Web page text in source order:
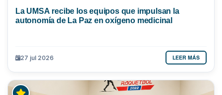
La UMSA recibe los equipos que impulsan la
autonomía de La Paz en oxígeno medicinal
27 jul 2026 LEER MÁS